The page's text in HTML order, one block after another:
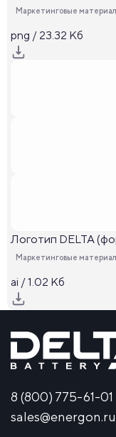
Маркетинговые
png / 23.32 Кб
Логотип DELTA
Маркетинговые
ai / 1.02 Кб
8 (800) 775-61-01
sales@energon.ru